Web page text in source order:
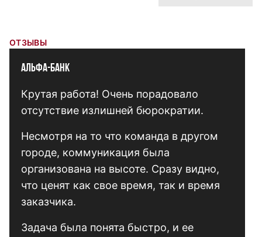
ОТЗЫВЫ
Альфа-Банк
Крутая работа! Очень порадовало
отсутствие излишней бюрократии.
Несмотря на то что команда в другом
городе, коммуникация была
организована на высоте. Сразу видно,
что ценят как свое время, так и время
заказчика.
Задача была понята быстро, и ее